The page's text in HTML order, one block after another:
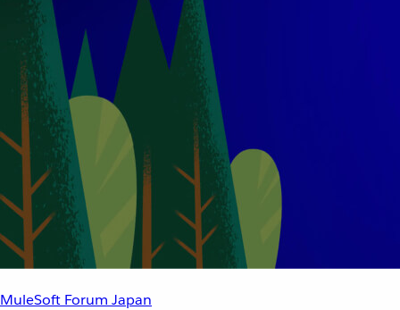
MuleSoft Forum Japan